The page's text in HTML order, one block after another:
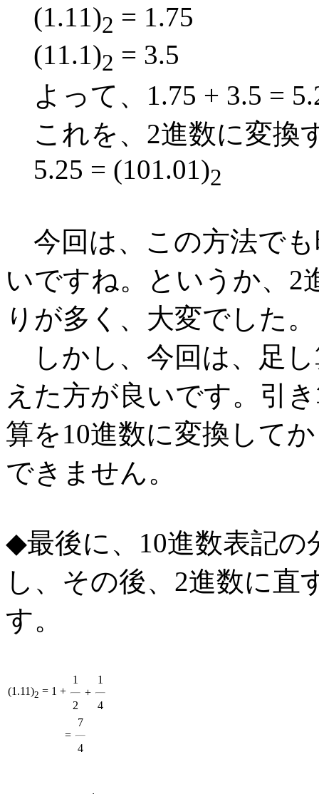
(1.11)2 = 1.75
(11.1)2 = 3.5
よって、1.75 + 3.5 =
これを、2進数に変換
5.25 = (101.01)2
今回は、この方法で
いですね。というか、2
りが多く、大変でした。
しかし、今回は、足
えた方が良いです。引
算を10進数に変換して
できません。
◆最後に、10進数表記
し、その後、2進数に直
す。
(1.11)2 = 1 +
1
2
+
1
4
=
7
4